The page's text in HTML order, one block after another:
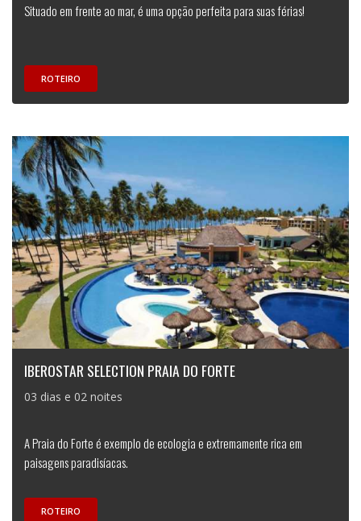
Situado em frente ao mar, é uma opção perfeita para suas férias!
ROTEIRO
IBEROSTAR SELECTION PRAIA DO FORTE
03 dias e 02 noites
A Praia do Forte é exemplo de ecologia e extremamente rica em
paisagens paradisíacas.
ROTEIRO